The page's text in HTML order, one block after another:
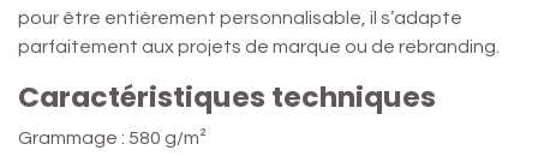
pour être entièrement personnalisable, il s’adapte
parfaitement aux projets de marque ou de rebranding.
Caractéristiques techniques
Grammage : 580 g/m²